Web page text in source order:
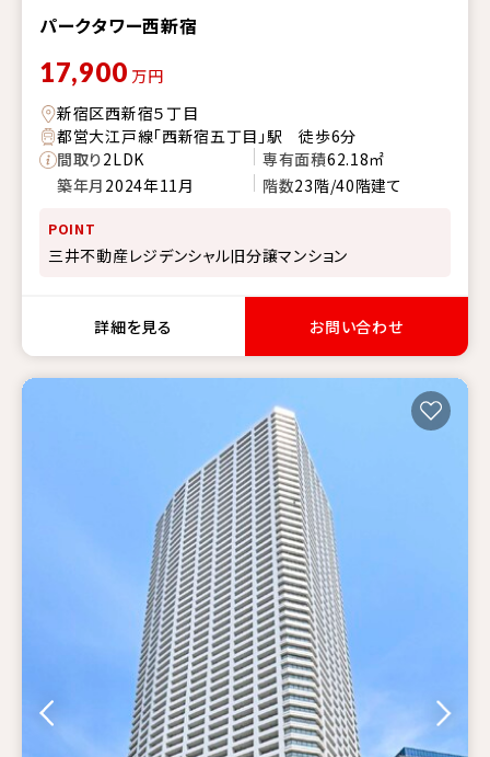
パークタワー西新宿
17,900 万円
新宿区西新宿５丁目
都営大江戸線「西新宿五丁目」駅 徒歩6分
間取り2LDK 専有面積62.18㎡
築年月 2024年11月 階数23階/40階建て
POINT
三井不動産レジデンシャル旧分譲マンション
詳細を見る お問い合わせ